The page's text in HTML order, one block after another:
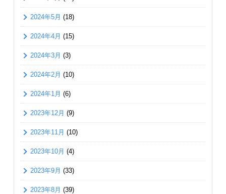
2024年5月 (18)
2024年4月 (15)
2024年3月 (3)
2024年2月 (10)
2024年1月 (6)
2023年12月 (9)
2023年11月 (10)
2023年10月 (4)
2023年9月 (33)
2023年8月 (39)